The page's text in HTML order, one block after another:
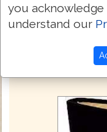
you acknowledge
understand our